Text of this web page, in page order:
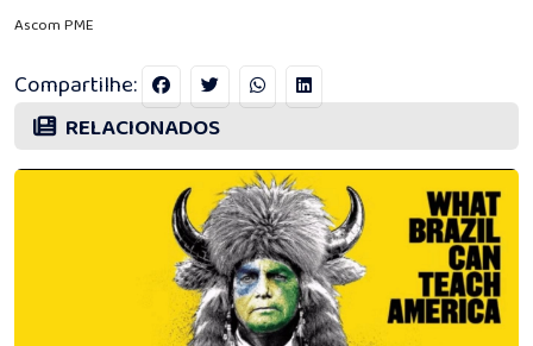
Ascom PME
Compartilhe:
RELACIONADOS